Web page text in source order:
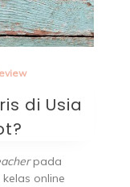
di Usia
pada
online